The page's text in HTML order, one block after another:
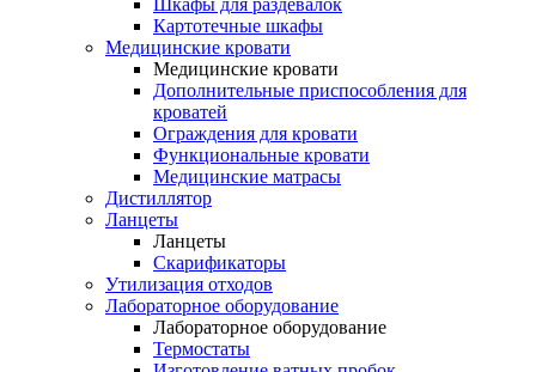
Шкафы для раздевалок
Картотечные шкафы
Медицинские кровати
Медицинские кровати
Дополнительные приспособления для
кроватей
Ограждения для кровати
Функциональные кровати
Медицинские матрасы
Дистиллятор
Ланцеты
Ланцеты
Скарификаторы
Утилизация отходов
Лабораторное оборудование
Лабораторное оборудование
Термостаты